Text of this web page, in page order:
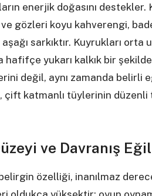
enerjik doğasını
gözleri koyu kahverengi,
sarkıktır. Kuyrukları
hafifçe yukarı kalkık bir
değil, aynı zamanda belirli
katmanlı tüylerinin düzenli
ve Davranış
özelliği, inanılmaz